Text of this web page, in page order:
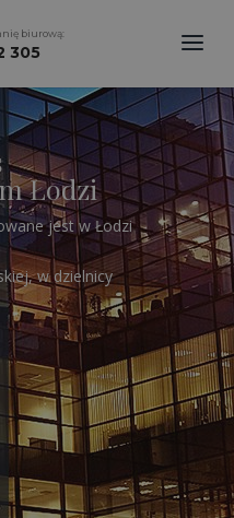
biurową:
305
Łodzi
jest w Łodzi
w dzielnicy